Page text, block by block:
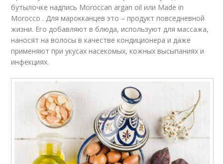
бутылочке надпись Moroccan argan oil или Made in
Morocco . Для марокканцев это – продукт повседневной
жизни. Его добавляют в блюда, используют для массажа,
наносят на волосы в качестве кондиционера и даже
применяют при укусах насекомых, кожных высыпаниях и
инфекциях.